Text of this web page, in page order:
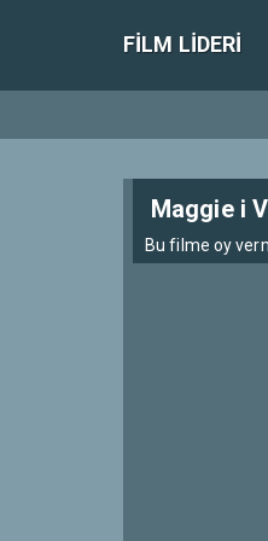
FILM LIDERI
Maggie i
Bu filme oy